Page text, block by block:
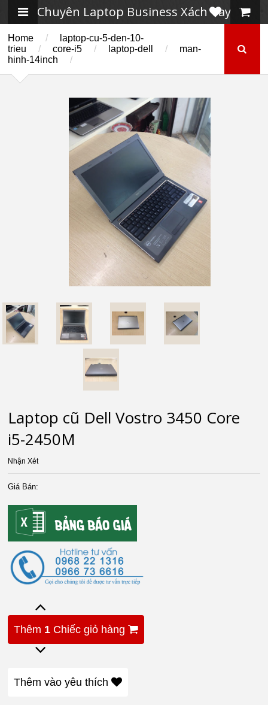
Chuyên Laptop Business Xách Tay
Home /
laptop-cu-5-den-10-
trieu
/ core-i5 / laptop-dell /
man-
hinh-14inch
/
Laptop cũ Dell Vostro 3450 Core
i5-2450M
Nhận Xét
Giá Bán:
Thêm 1 Chiếc giỏ hàng
Thêm vào yêu thích